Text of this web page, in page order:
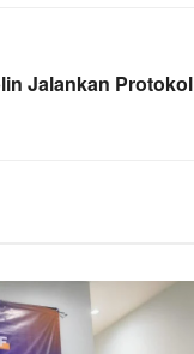
Jalankan Protokol